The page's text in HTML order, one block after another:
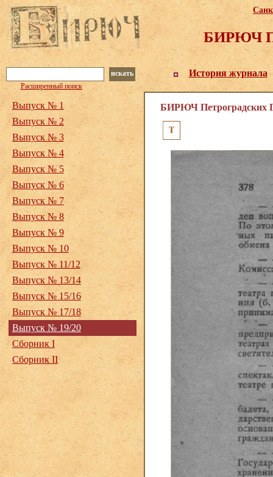
БИРЮЧ
История журнала
искать
Расширенный поиск
БИРЮЧ Петроградских
Выпуск № 1
Выпуск № 2
Выпуск № 3
Выпуск № 4
Выпуск № 5
Выпуск № 6
Выпуск № 7
Выпуск № 8
Выпуск № 9
Выпуск № 10
Выпуск № 11/12
Выпуск № 13/14
Выпуск № 15/16
Выпуск № 17/18
Выпуск № 19/20
Сборник I
Сборник II